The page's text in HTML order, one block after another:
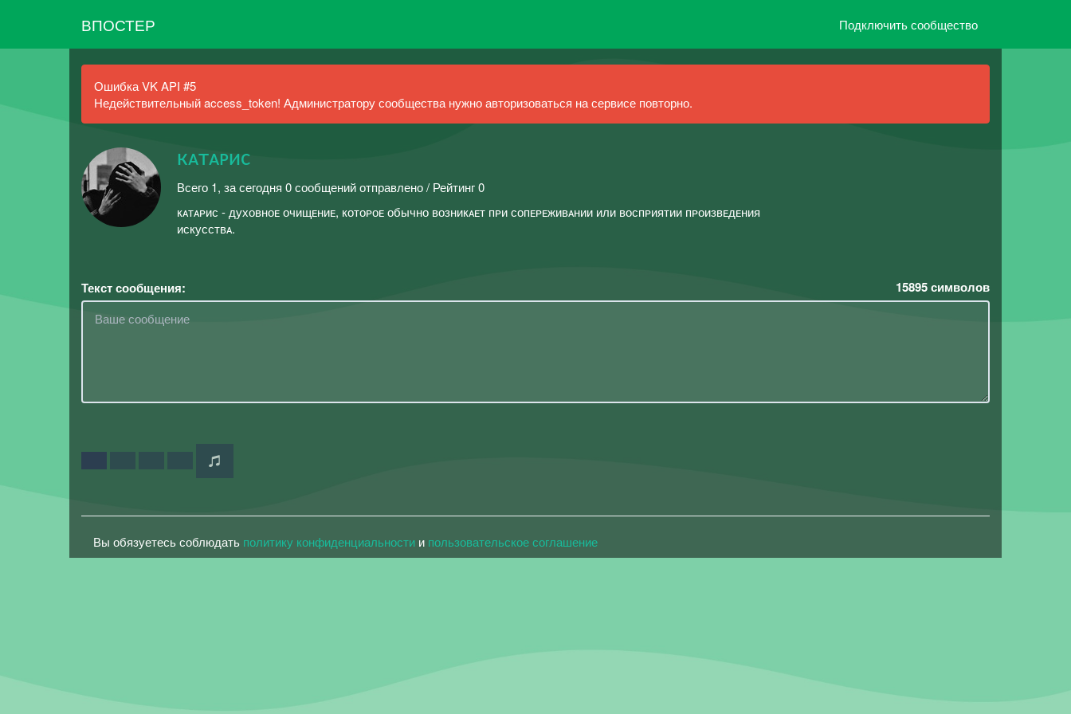
ВПОСТЕР Подключить сообщество
Ошибка VK API #5
Недействительный access_token! Администратору сообщества нужно авторизоваться на сервисе повторно.
кᴀтᴀᴘис
Всего 1, за сегодня 0 сообщений отправлено / Рейтинг 0
кᴀтᴀᴘис - духовноᴇ очищᴇниᴇ, котоᴘоᴇ обычно возникᴀᴇт пᴘи сопᴇᴘᴇживᴀнии или воспᴘиятии пᴘоизвᴇдᴇния
искусствᴀ.
Текст сообщения: 15895символов
Вы обязуетесь соблюдать политику конфиденциальности и пользовательское соглашение